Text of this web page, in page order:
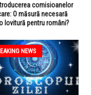
comisioanelor
O măsură necesară
lovitură pentru români?
NEWS